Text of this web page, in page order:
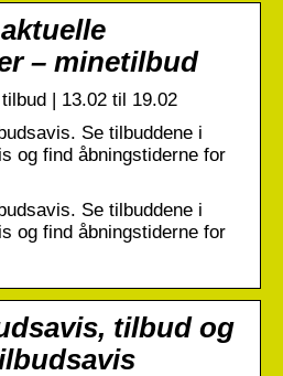
– minetilbud
| 13.02 til 19.02
Se tilbuddene i
og find åbningstiderne for
Se tilbuddene i
og find åbningstiderne for
tilbud og